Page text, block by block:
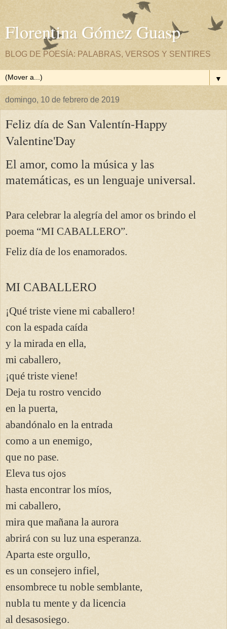
Florentina Gómez Guasp
BLOG DE POESÍA: PALABRAS, VERSOS Y SENTIRES
▼
domingo, 10 de febrero de 2019
Feliz día de San Valentín-Happy
Valentine'Day
El amor, como la música y las
matemáticas, es un lenguaje universal.
Para celebrar la alegría del amor os brindo el
poema “MI CABALLERO”.
Feliz día de los enamorados.
MI CABALLERO
¡Qué triste viene mi caballero!
con la espada caída
y la mirada en ella,
mi caballero,
¡qué triste viene!
Deja tu rostro vencido
en la puerta,
abandónalo en la entrada
como a un enemigo,
que no pase.
Eleva tus ojos
hasta encontrar los míos,
mi caballero,
mira que mañana la aurora
abrirá con su luz una esperanza.
Aparta este orgullo,
es un consejero infiel,
ensombrece tu noble semblante,
nubla tu mente y da licencia
al desasosiego.